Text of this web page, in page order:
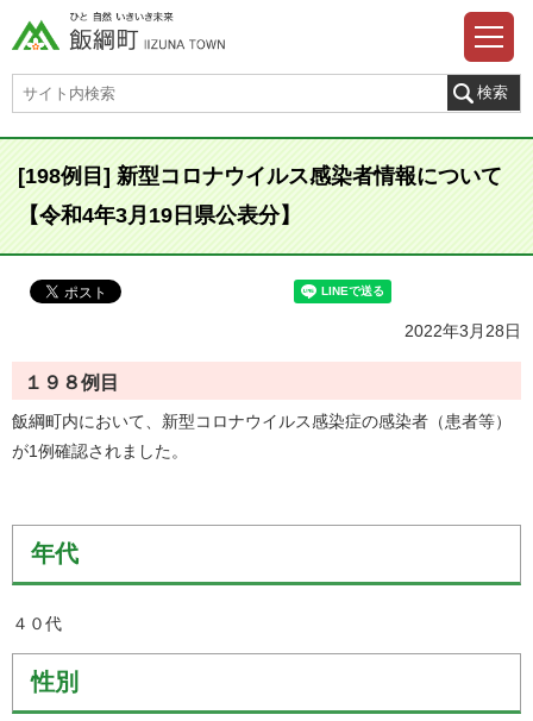
[198例目] 新型コロナウイルス感染者情報について
【令和4年3月19日県公表分】
2022年3月28日
１９８例目
飯綱町内において、新型コロナウイルス感染症の感染者（患者等）
が1例確認されました。
年代
４０代
性別